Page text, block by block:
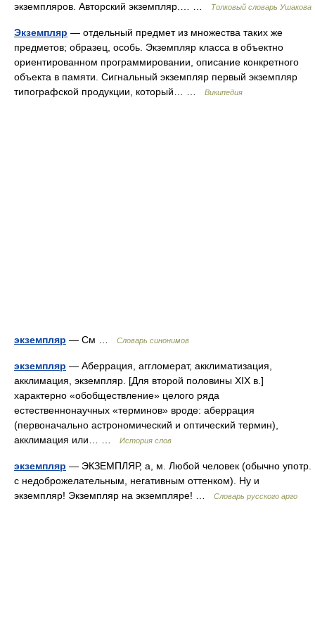
экземпляров. Авторский экземпляр.… …
Толковый словарь Ушакова
Экземпляр — отдельный предмет из множества таких же
предметов; образец, особь. Экземпляр класса в объектно
ориентированном программировании, описание конкретного
объекта в памяти. Сигнальный экземпляр первый экземпляр
типографской продукции, который… …
Википедия
экземпляр — См … Словарь синонимов
экземпляр — Аберрация, аггломерат, акклиматизация,
акклимация, экземпляр. [Для второй половины XIX в.]
характерно «обобществление» целого ряда
естественнонаучных «терминов» вроде: аберрация
(первоначально астрономический и оптический термин),
акклимация или… …
История слов
экземпляр — ЭКЗЕМПЛЯР, а, м. Любой человек (обычно употр.
с недоброжелательным, негативным оттенком). Ну и
экземпляр! Экземпляр на экземпляре! …
Словарь русского арго